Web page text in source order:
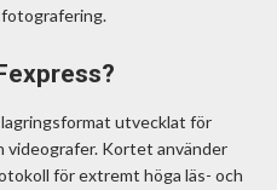
utvecklat för
Kortet använder
för extremt höga läs- och